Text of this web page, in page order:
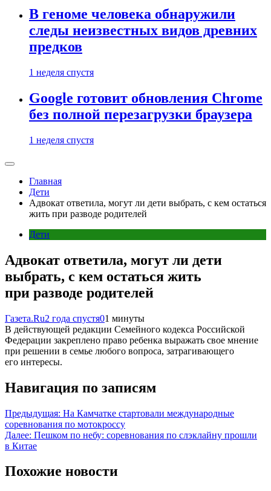
В геноме человека обнаружили
следы неизвестных видов древних
предков
1 неделя спустя
Google готовит обновления Chrome
без полной перезагрузки браузера
1 неделя спустя
Главная
Дети
Адвокат ответила, могут ли дети выбрать, с кем остаться
жить при разводе родителей
Дети
Адвокат ответила, могут ли дети
выбрать, с кем остаться жить
при разводе родителей
Газета.Ru2 года спустя01 минуты
В действующей редакции Семейного кодекса Российской
Федерации закреплено право ребенка выражать свое мнение
при решении в семье любого вопроса, затрагивающего
его интересы.
Навигация по записям
Предыдущая: На Камчатке стартовали международные
соревнования по мотокроссу
Далее: Пешком по небу: соревнования по слэклайну прошли
в Китае
Похожие новости